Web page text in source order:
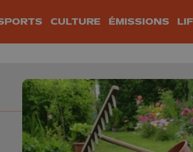
CULTURE ÉMISSIONS